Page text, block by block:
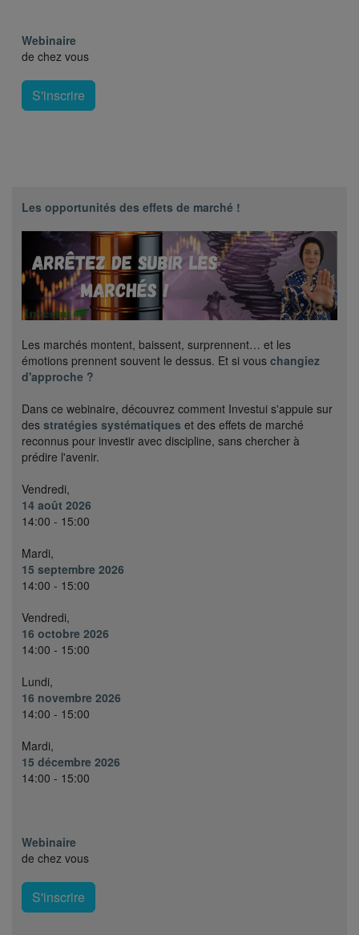
Webinaire
de chez vous
S'inscrire
Les opportunités des effets de marché !
Les marchés montent, baissent, surprennent… et les
émotions prennent souvent le dessus. Et si vous changiez
d'approche ?
Dans ce webinaire, découvrez comment Investui s'appuie sur
des stratégies systématiques et des effets de marché
reconnus pour investir avec discipline, sans chercher à
prédire l'avenir.
Vendredi,
14 août 2026
14:00 - 15:00
Mardi,
15 septembre 2026
14:00 - 15:00
Vendredi,
16 octobre 2026
14:00 - 15:00
Lundi,
16 novembre 2026
14:00 - 15:00
Mardi,
15 décembre 2026
14:00 - 15:00
Webinaire
de chez vous
S'inscrire